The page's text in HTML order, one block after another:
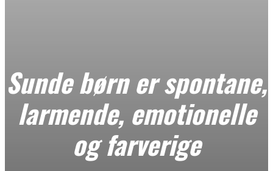
Sunde børn er spontane,
larmende, emotionelle
og farverige